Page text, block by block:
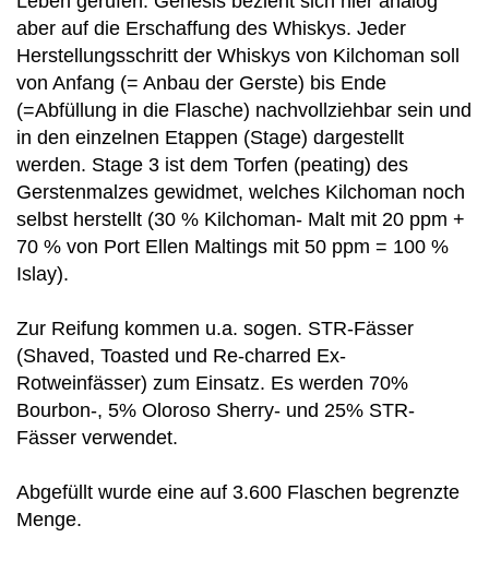
aber auf die Erschaffung des Whiskys. Jeder
Herstellungsschritt der Whiskys von Kilchoman soll
von Anfang (= Anbau der Gerste) bis Ende
(=Abfüllung in die Flasche) nachvollziehbar sein und
in den einzelnen Etappen (Stage) dargestellt
werden. Stage 3 ist dem Torfen (peating) des
Gerstenmalzes gewidmet, welches Kilchoman noch
selbst herstellt (30 % Kilchoman- Malt mit 20 ppm +
70 % von Port Ellen Maltings mit 50 ppm = 100 %
Islay).
Zur Reifung kommen u.a. sogen. STR-Fässer
(Shaved, Toasted und Re-charred Ex-
Rotweinfässer) zum Einsatz. Es werden 70%
Bourbon-, 5% Oloroso Sherry- und 25% STR-
Fässer verwendet.
Abgefüllt wurde eine auf 3.600 Flaschen begrenzte
Menge.